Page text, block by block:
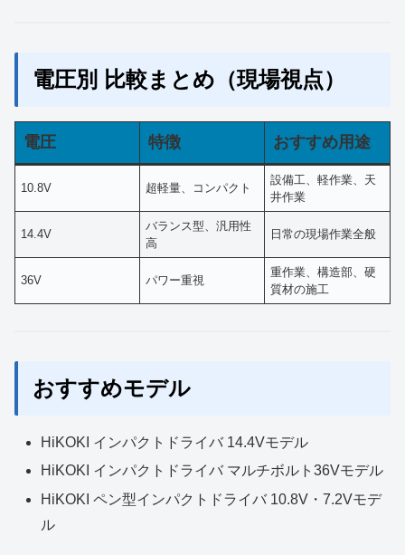
電圧別 比較まとめ（現場視点）
電圧 特徴 おすすめ用途
10.8V 超軽量、コンパクト
設備工、軽作業、天
井作業
14.4V
バランス型、汎用性
高
日常の現場作業全般
36V パワー重視
重作業、構造部、硬
質材の施工
おすすめモデル
HiKOKI インパクトドライバ 14.4Vモデル
HiKOKI インパクトドライバ マルチボルト36Vモデル
HiKOKI ペン型インパクトドライバ 10.8V・7.2Vモデ
ル